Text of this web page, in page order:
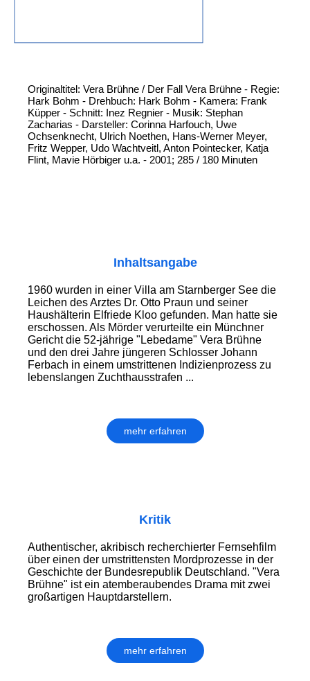
Originaltitel: Vera Brühne / Der Fall Vera Brühne - Regie:
Hark Bohm - Drehbuch: Hark Bohm - Kamera: Frank
Küpper - Schnitt: Inez Regnier - Musik: Stephan
Zacharias - Darsteller: Corinna Harfouch, Uwe
Ochsenknecht, Ulrich Noethen, Hans-Werner Meyer,
Fritz Wepper, Udo Wachtveitl, Anton Pointecker, Katja
Flint, Mavie Hörbiger u.a. - 2001; 285 / 180 Minuten
Inhaltsangabe
1960 wurden in einer Villa am Starnberger See die
Leichen des Arztes Dr. Otto Praun und seiner
Haushälterin Elfriede Kloo gefunden. Man hatte sie
erschossen. Als Mörder verurteilte ein Münchner
Gericht die 52-jährige "Lebedame" Vera Brühne
und den drei Jahre jüngeren Schlosser Johann
Ferbach in einem umstrittenen Indizienprozess zu
lebenslangen Zuchthausstrafen ...
mehr erfahren
Kritik
Authentischer, akribisch recherchierter Fernsehfilm
über einen der umstrittensten Mordprozesse in der
Geschichte der Bundesrepublik Deutschland. "Vera
Brühne" ist ein atemberaubendes Drama mit zwei
großartigen Hauptdarstellern.
mehr erfahren